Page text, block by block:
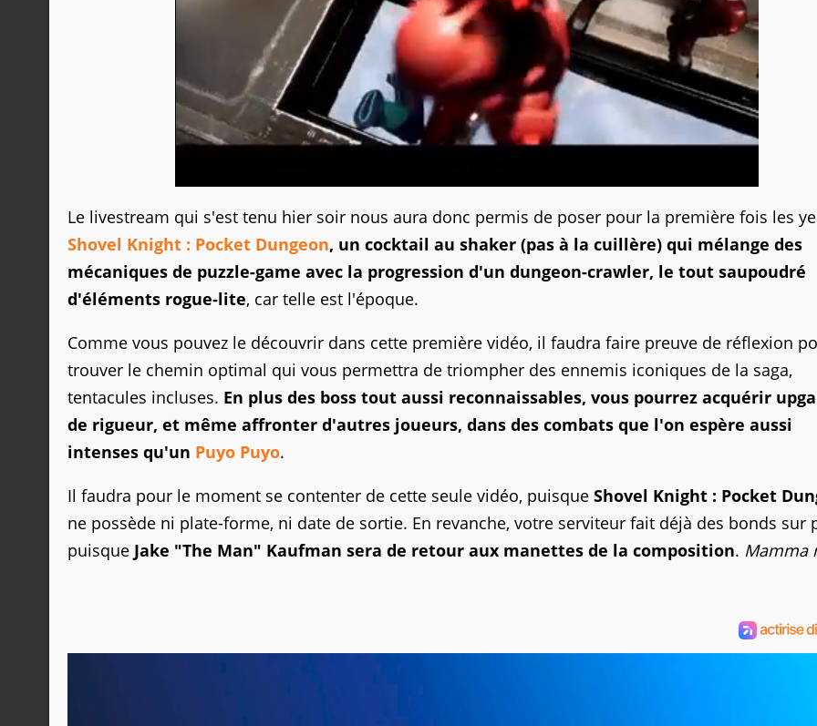
Le livestream qui s'est tenu hier soir nous aura donc permis de poser pour la première fois les
Shovel Knight : Pocket Dungeon, un cocktail au shaker (pas à la cuillère) qui mélange des
mécaniques de puzzle-game avec la progression d'un dungeon-crawler, le tout saupoudré
d'éléments rogue-lite, car telle est l'époque.
Comme vous pouvez le découvrir dans cette première vidéo, il faudra faire preuve de réflexion
trouver le chemin optimal qui vous permettra de triompher des ennemis iconiques de la saga,
tentacules incluses. En plus des boss tout aussi reconnaissables, vous pourrez acquérir
de rigueur, et même affronter d'autres joueurs, dans des combats que l'on espère aussi
intenses qu'un Puyo Puyo.
Il faudra pour le moment se contenter de cette seule vidéo, puisque Shovel Knight : Pocket
ne possède ni plate-forme, ni date de sortie. En revanche, votre serviteur fait déjà des bonds sur
puisque Jake "The Man" Kaufman sera de retour aux manettes de la composition. Mamma